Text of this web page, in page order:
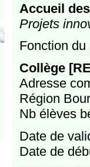
Accueil
Projets
Fonction
Collège
Adresse
Région
Nb élèves
Date de
Date de